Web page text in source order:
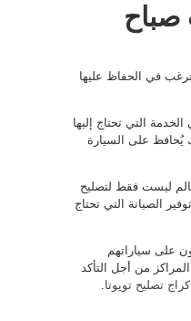
صباح
في الحفاظ عليها
التي تحتاج إليها
يُحافظ على السيارة
ليست فقط لتصليح
الصيانة التي تحتاج
على سياراتهم
من أجل التأكد
كراج تصليح تويوتا